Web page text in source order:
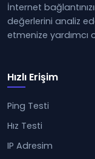
İnternet
değerlerini analiz
etmenize yardımcı
Hızlı Erişim
Ping Testi
Hız Testi
IP Adresim